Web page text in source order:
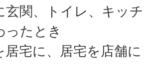
玄関、トイレ、キッ
ったとき
居宅に、居宅を店舗